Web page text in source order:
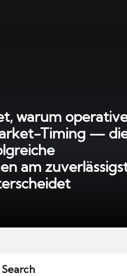
warum
Timing —
am
Search